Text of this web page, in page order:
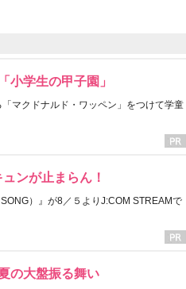
小学生の甲子園」
マクドナルド・ワッペン」をつけて学童
ンが止まらん！
）』が8／５よりJ:COM STREAMで
の大盤振る舞い